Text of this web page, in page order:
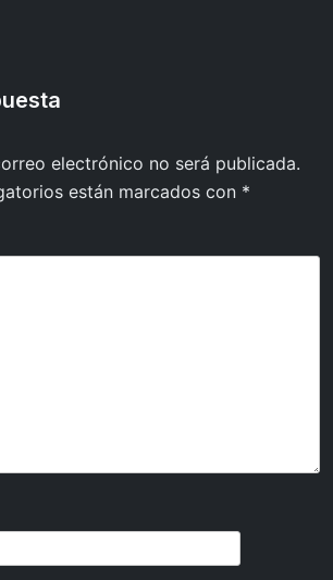
electrónico no será publicada.
están marcados con *